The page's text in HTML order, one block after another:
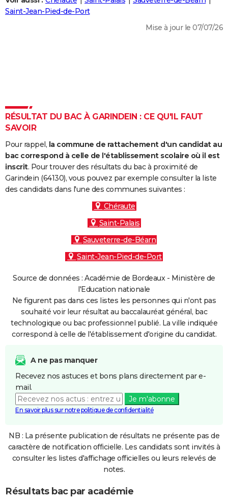
Destinations
City break
Voyage nature
Voyage de noces
Forum
Climat
+
PHOTO
Dictionnaire
Biographies
Citations
Expressions
Proverbes
PROGRAMME TV
S'inscrire
Se connecter
Lycées
Collèges
Primaires
Universités
Entreprises
Service militaire
Avis de recherche
AVIS DE DÉCÈS
FORUM
Saint-Jean-Pied-de-Port
Mise à jour le 07/07/26
RÉSULTAT DU BAC À GARINDEIN : CE QU'IL FAUT
SAVOIR
Pour rappel, la commune de rattachement d'un candidat au
bac correspond à celle de l'établissement scolaire où il est
inscrit. Pour trouver des résultats du bac à proximité de
Garindein (64130), vous pouvez par exemple consulter la liste
des candidats dans l'une des communes suivantes :
Chéraute
Saint-Palais
Sauveterre-de-Béarn
Saint-Jean-Pied-de-Port
Source de données : Académie de Bordeaux - Ministère de
l'Education nationale
Ne figurent pas dans ces listes les personnes qui n'ont pas
souhaité voir leur résultat au baccalauréat général, bac
technologique ou bac professionnel publié. La ville indiquée
correspond à celle de l'établissement d'origine du candidat.
A ne pas manquer
Recevez nos astuces et bons plans directement par e-
mail.
Je m'abonne
En savoir plus sur notre politique de confidentialité
NB : La présente publication de résultats ne présente pas de
caractère de notification officielle. Les candidats sont invités à
consulter les listes d'affichage officielles ou leurs relevés de
notes.
Résultats bac par académie